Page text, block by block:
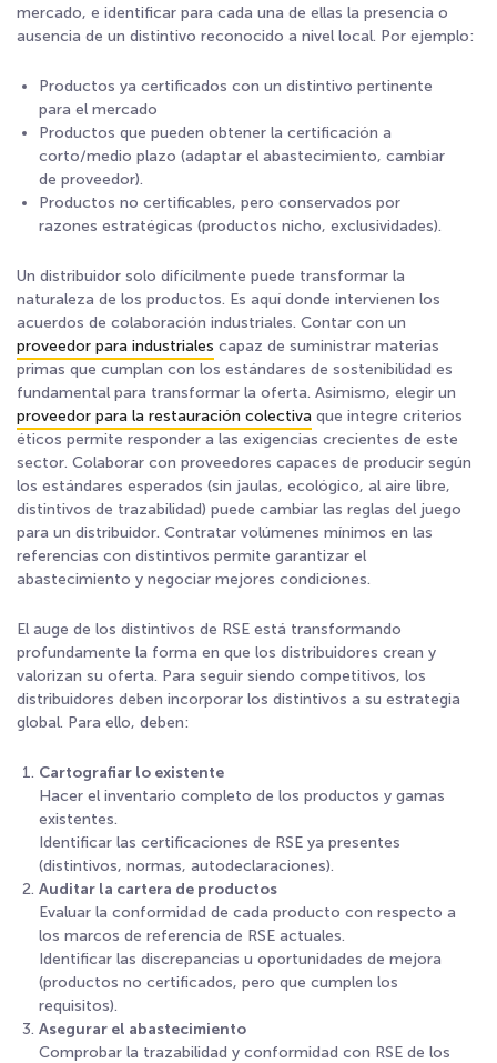
mercado, e identificar para cada una de ellas la presencia o
ausencia de un distintivo reconocido a nivel local. Por ejemplo:
Productos ya certificados con un distintivo pertinente
para el mercado
Productos que pueden obtener la certificación a
corto/medio plazo (adaptar el abastecimiento, cambiar
de proveedor).
Productos no certificables, pero conservados por
razones estratégicas (productos nicho, exclusividades).
Un distribuidor solo difícilmente puede transformar la
naturaleza de los productos. Es aquí donde intervienen los
acuerdos de colaboración industriales. Contar con un
proveedor para industriales capaz de suministrar materias
primas que cumplan con los estándares de sostenibilidad es
fundamental para transformar la oferta. Asimismo, elegir un
proveedor para la restauración colectiva que integre criterios
éticos permite responder a las exigencias crecientes de este
sector. Colaborar con proveedores capaces de producir según
los estándares esperados (sin jaulas, ecológico, al aire libre,
distintivos de trazabilidad) puede cambiar las reglas del juego
para un distribuidor. Contratar volúmenes mínimos en las
referencias con distintivos permite garantizar el
abastecimiento y negociar mejores condiciones.
El auge de los distintivos de RSE está transformando
profundamente la forma en que los distribuidores crean y
valorizan su oferta. Para seguir siendo competitivos, los
distribuidores deben incorporar los distintivos a su estrategia
global. Para ello, deben:
Cartografiar lo existente
Hacer el inventario completo de los productos y gamas
existentes.
Identificar las certificaciones de RSE ya presentes
(distintivos, normas, autodeclaraciones).
Auditar la cartera de productos
Evaluar la conformidad de cada producto con respecto a
los marcos de referencia de RSE actuales.
Identificar las discrepancias u oportunidades de mejora
(productos no certificados, pero que cumplen los
requisitos).
Asegurar el abastecimiento
Comprobar la trazabilidad y conformidad con RSE de los